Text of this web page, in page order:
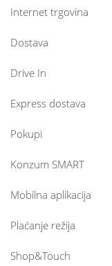
Internet trgovina
Dostava
Drive In
Express dostava
Pokupi
Konzum SMART
Mobilna aplikacija
Plaćanje režija
Shop&Touch